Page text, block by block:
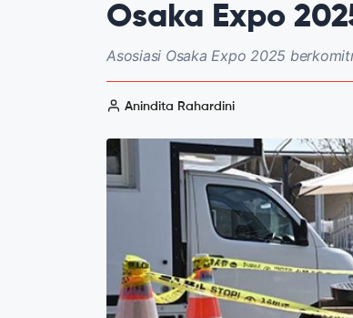
Osaka Expo
Asosiasi Osaka Expo 2025
Anindita Rahardini